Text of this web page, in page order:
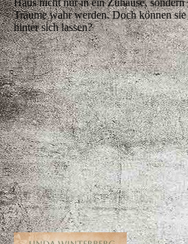
Haus nicht nur in ein Zuhause, sondern
Träume wahr werden. Doch können
hinter sich lassen?